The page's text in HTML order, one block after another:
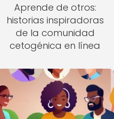
Aprende de otros:
historias inspiradoras
de la comunidad
cetogénica en línea